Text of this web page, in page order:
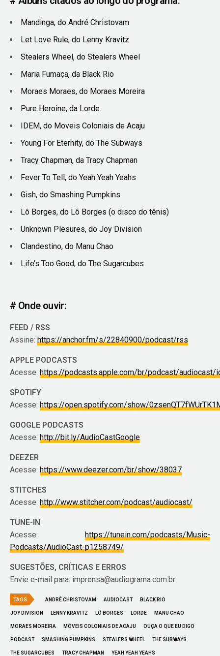
Mandinga, do André Christovam
Let Love Rule, do Lenny Kravitz
Stealers Wheel, do Stealers Wheel
Maria Fumaça, da Black Rio
Moraes Moraes, do Moraes Moreira
Pure Heroine, da Lorde
IDEM, do Moveis Coloniais de Acaju
Young For Eternity, do The Subways
Tracy Chapman, da Tracy Chapman
Fever To Tell, do Yeah Yeah Yeahs
Gish, do Smashing Pumpkins
Lô Borges, do Lô Borges (o disco do tênis)
Unknown Plesures, do Joy Division
Clandestino, do Manu Chao
Life’s Too Good, do The Sugarcubes
# Onde ouvir:
FEED / RSS
Assine:https://anchor.fm/s/22840900/podcast/rss
APPLE PODCASTS
Acesse:https://podcasts.apple.com/br/podcast/audiocast/
SPOTIFY
Acesse:https://open.spotify.com/show/
GOOGLE PODCASTS
Acesse:http://bit.ly/AudioCastGoogle
DEEZER
Acesse:https://www.deezer.com/br/show/38037
STITCHES
Acesse:http://www.stitcher.com/podcast/audiocast/
TUNE-IN
Acesse: https://tunein.com/podcasts/Music-
Podcasts/AudioCast-p1258749/
SUGESTÕES, CRÍTICAS E ERROS
Envie e-mail para: imprensa@audiograma.com.br
TAGS ANDRÉ CHRISTOVAM AUDIOCAST BLACK RIO
JOY DIVISION LENNY KRAVITZ LÔ BORGES LORDE MANU CHAO
MORAES MOREIRA MÓVEIS COLONIAIS DE ACAJU OUÇA O QUE EU DIGO
PODCAST SMASHING PUMPKINS STEALERS WHEEL THE SUBWAYS
THE SUGARCUBES TRACY CHAPMAN YEAH YEAH YEAHS